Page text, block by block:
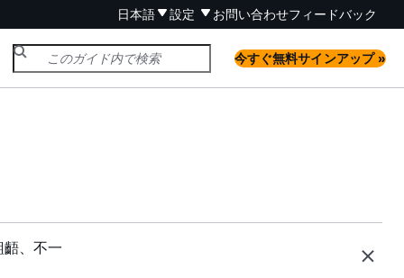
日本語 設定 お問い合わせフィードバック
今すぐ無料サインアップ »
、不一